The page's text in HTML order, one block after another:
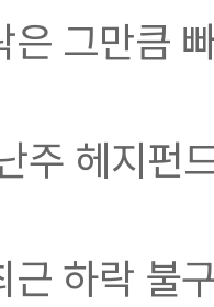
그만큼
주 헤지펀
하락 불